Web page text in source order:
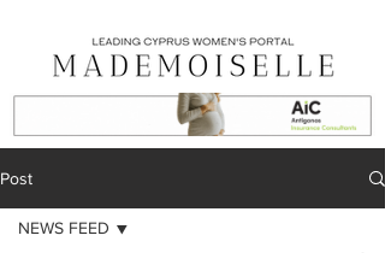
Post
NEWS FEED